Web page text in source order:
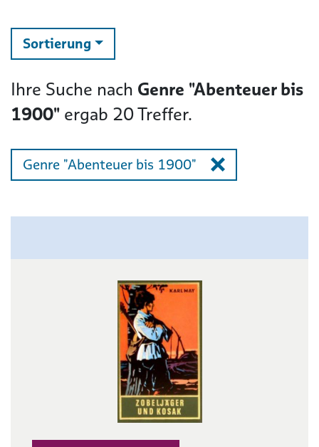
Sortierung ändern
Ihre Suche nach Genre "Abenteuer bis
1900" ergab 20Treffer.
Genre "Abenteuer bis 1900"